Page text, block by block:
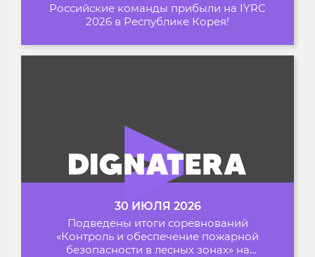
Российские команды прибыли на IYRC
2026 в Республике Корея!
30 ИЮЛЯ 2026
Подведены итоги соревнований
«Контроль и обеспечение пожарной
безопасности в лесных зонах» на